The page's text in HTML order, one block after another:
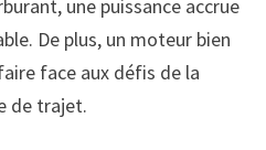
une puissance accrue
De plus, un moteur bien
face aux défis de la
de trajet.